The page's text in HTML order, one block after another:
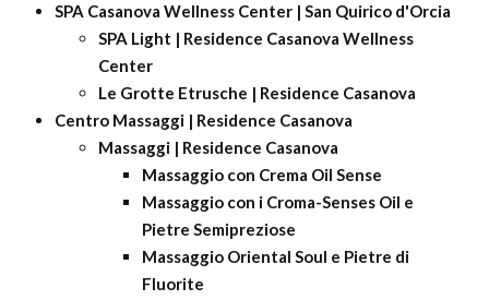
SPA Casanova Wellness Center | San Quirico d'Orcia
SPA Light | Residence Casanova Wellness
Center
Le Grotte Etrusche | Residence Casanova
Centro Massaggi | Residence Casanova
Massaggi | Residence Casanova
Massaggio con Crema Oil Sense
Massaggio con i Croma-Senses Oil e
Pietre Semipreziose
Massaggio Oriental Soul e Pietre di
Fluorite